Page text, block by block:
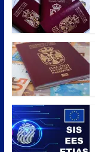
o
o
k